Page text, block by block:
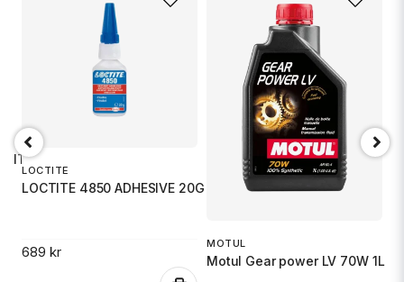
KIT
LOCTITE
LOCTITE 4850 ADHESIVE 20G
689 kr
MOTUL
Motul Gear power LV 70W 1L